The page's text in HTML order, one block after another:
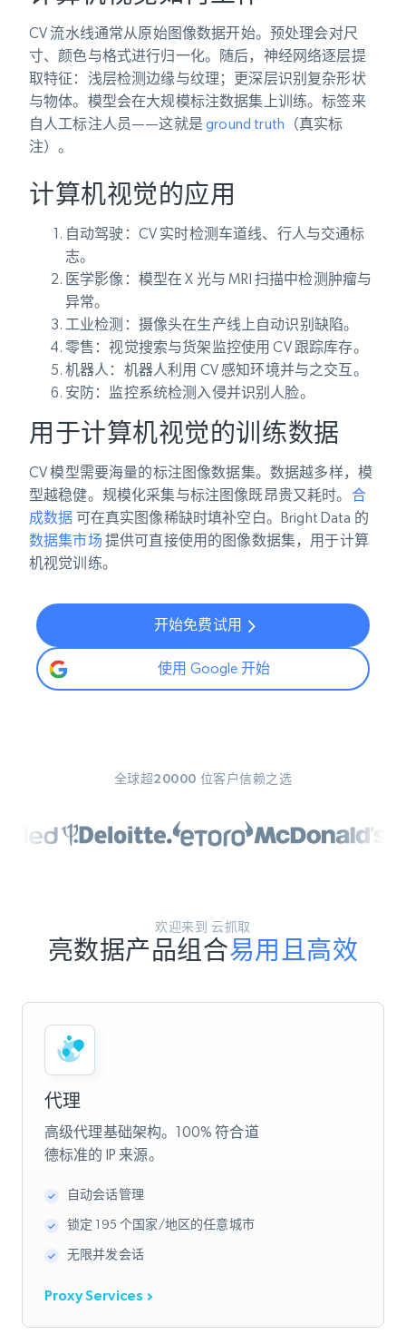
CV 流水线通常从原始图像数据开始。预处理会对尺
寸、颜色与格式进行归一化。随后，神经网络逐层提
取特征：浅层检测边缘与纹理；更深层识别复杂形状
与物体。模型会在大规模标注数据集上训练。标签来
自人工标注人员——这就是ground truth （真实标
注）。
计算机视觉的应用
自动驾驶 ：CV 实时检测车道线、行人与交通标
志。
医学影像 ：模型在 X 光与 MRI 扫描中检测肿瘤与
异常。
工业检测 ：摄像头在生产线上自动识别缺陷。
零售 ：视觉搜索与货架监控使用 CV 跟踪库存。
机器人 ：机器人利用 CV 感知环境并与之交互。
安防：监控系统检测入侵并识别人脸。
用于计算机视觉的训练数据
CV 模型需要海量的标注图像数据集。数据越多样，模
型越稳健。规模化采集与标注图像既昂贵又耗时。 合
成数据 可在真实图像稀缺时填补空白。Bright Data 的
数据集市场 提供可直接使用的图像数据集，用于计算
机视觉训练。
开始免费试用
使用 Google 开始
全球超20000 位客户信赖之选
欢迎来到 云抓取
亮数据产品组合易用且高效
代理
高级代理基础架构。100% 符合道
德标准的 IP 来源。
自动会话管理
锁定 195 个国家/地区的任意城市
无限并发会话
Proxy Services